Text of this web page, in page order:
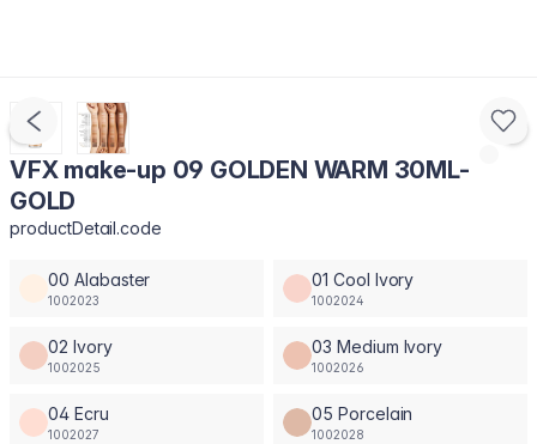
VFX make-up 09 GOLDEN WARM 30ML-
GOLD
productDetail.code
00 Alabaster
1002023
01 Cool Ivory
1002024
02 Ivory
1002025
03 Medium Ivory
1002026
04 Ecru
1002027
05 Porcelain
1002028